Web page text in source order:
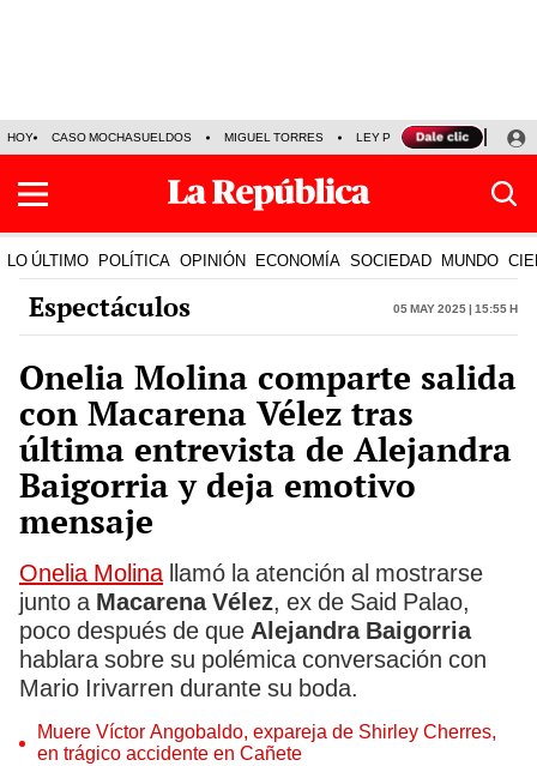
HOY CASO MOCHASUELDOS MIGUEL TORRES LEY PULPÍN PRECIO DEL
LO ÚLTIMO POLÍTICA OPINIÓN ECONOMÍA SOCIEDAD MUNDO
Espectáculos 05 May 2025 | 15:55 h
Onelia Molina comparte salida
con Macarena Vélez tras
última entrevista de Alejandra
Baigorria y deja emotivo
mensaje
Onelia Molinallamó la atención al mostrarse
junto a Macarena Vélez, ex de Said Palao,
poco después de que Alejandra Baigorria
hablara sobre su polémica conversación con
Mario Irivarren durante su boda.
Muere Víctor Angobaldo, expareja de Shirley Cherres,
en trágico accidente en Cañete